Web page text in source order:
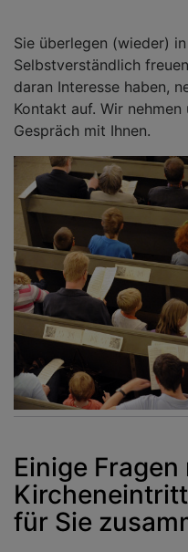
Sie überlegen (wieder)
Selbstverständlich
daran Interesse haben,
Kontakt auf. Wir
Gespräch mit Ihnen.
Einige
für Sie